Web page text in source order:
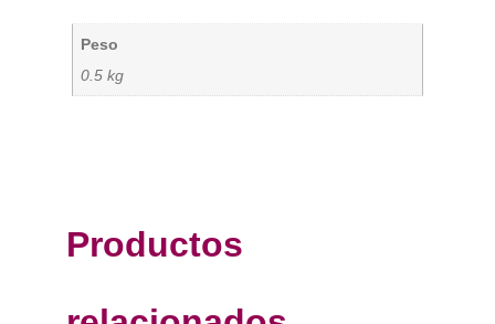
Peso
0.5 kg
Productos